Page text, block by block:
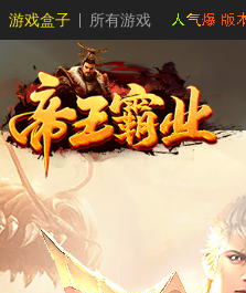
游戏盒子 所有游戏